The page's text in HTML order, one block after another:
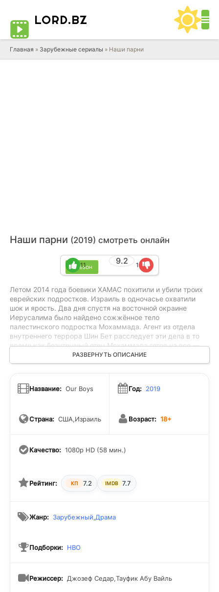
LORD.BZ
Главная » Зарубежные сериалы » Наши парни
Наши парни (2019) смотреть онлайн
1 сезон
9.2
11 1
Летом 2014 года боевики ХАМАС похитили и убили троих
еврейских подростков. Израиль в одночасье охватили
шок и ярость. Два дня спустя на восточной окраине
Иерусалима было найдено сожжённое тело
палестинского подростка Мохаммада. Агент из отдела
внутреннего террора Шин Бет расследует эти дела в то
время как безутешный отец Мохаммада готов на все —
лишь бы добиться справедливости и наказать виновных в
смерти сына.
РАЗВЕРНУТЬ ОПИСАНИЕ
Название: Our Boys
Страна: США,Израиль
Год: 2019
Возраст: 18+
Качество: 1080p HD (58 мин.)
Рейтинг: КП 7.2 IMDB 7.7
Жанр: Зарубежный,Драма
Подборки: HBO
Режиссер: Джозеф Седар,Тауфик Абу Вайль